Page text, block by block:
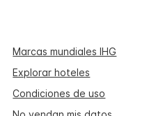
Marcas mundiales IHG
Explorar hoteles
Condiciones de uso